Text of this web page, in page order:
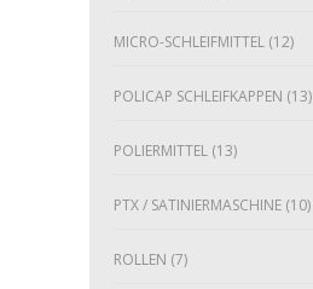
MICRO-SCHLEIFMITTEL (12)
POLICAP SCHLEIFKAPPEN (13)
POLIERMITTEL (13)
PTX / SATINIERMASCHINE (10)
ROLLEN (7)